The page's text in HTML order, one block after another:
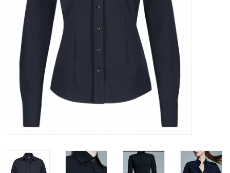
Schoenen
Merken